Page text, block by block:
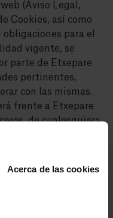
Acerca de las cookies
(Aviso Legal,
Cookies, así como
para el
vigente, se
parte de Etxepare
pertinentes,
con las mismas.
frente a Etxepare
de cualesquiera
como
no se hace